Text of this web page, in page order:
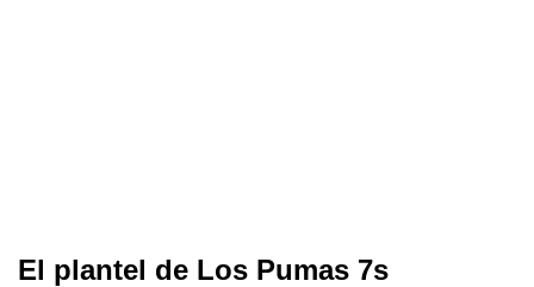
El plantel de Los Pumas 7s